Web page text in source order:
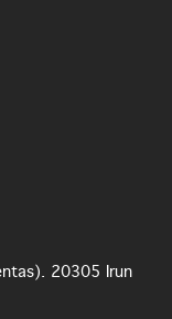
20305 Irun